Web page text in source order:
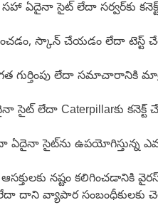
ఏదైనా సైట్ లేదా సర్వర్‌కు
స్కాన్ చేయడం లేదా టెస్ట్
గుర్తింపు లేదా
లేదా Caterpillarకు
సైట్‌ను ఉపయోగిస్తున్న
నష్టం కలిగించడానికి
దాని వ్యాపార సంబంధీకులకు